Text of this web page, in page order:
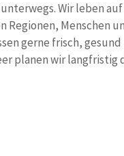
Wir leben
Regionen, Menschen
gerne frisch,
planen wir langfristig